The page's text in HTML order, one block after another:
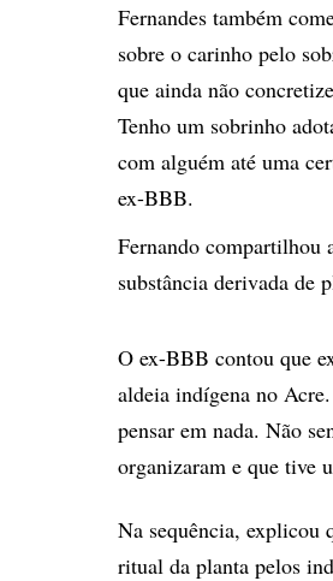
Fernandes também
sobre o carinho pelo
que ainda não
Tenho um sobrinho
com alguém até uma
ex-BBB.
Fernando compartilhou
substância derivada de
O ex-BBB contou que
aldeia indígena no
pensar em nada. Não
organizaram e que tive
Na sequência, explicou
ritual da planta pelos